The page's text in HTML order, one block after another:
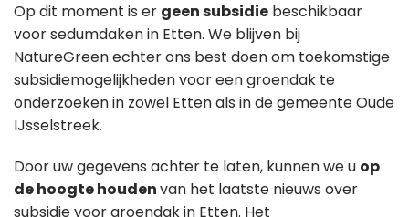
Op dit moment is er geen subsidie beschikbaar
voor sedumdaken in Etten. We blijven bij
NatureGreen echter ons best doen om toekomstige
subsidiemogelijkheden voor een groendak te
onderzoeken in zowel Etten als in de gemeente Oude
IJsselstreek.
Door uw gegevens achter te laten, kunnen we u op
de hoogte houdenvan het laatste nieuws over
subsidie voor groendak in Etten. Het